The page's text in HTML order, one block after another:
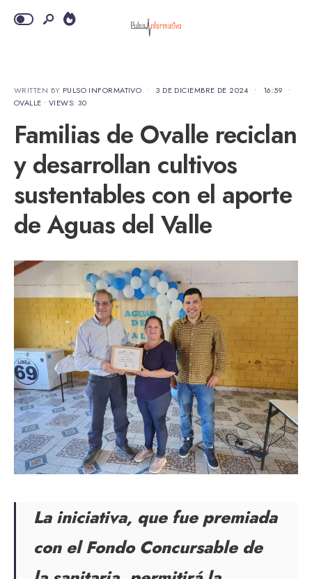
WRITTEN BY PULSO INFORMATIVO • 3 DE DICIEMBRE DE 2024 • 16:59
•
OVALLE • VIEWS: 30
Familias de Ovalle reciclan
y desarrollan cultivos
sustentables con el aporte
de Aguas del Valle
La iniciativa, que fue premiada
con el Fondo Concursable de